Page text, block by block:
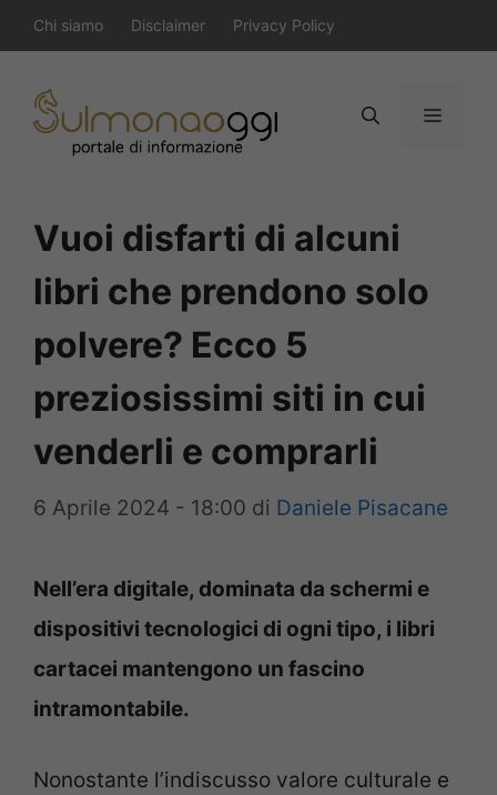
al
contenuto
Chi siamo Disclaimer Privacy Policy
Menu
Vuoi disfarti di alcuni
libri che prendono solo
polvere? Ecco 5
preziosissimi siti in cui
venderli e comprarli
6 Aprile 2024 - 18:00 di Daniele Pisacane
Nell’era digitale, dominata da schermi e
dispositivi tecnologici di ogni tipo, i libri
cartacei mantengono un fascino
intramontabile.
Nonostante l’indiscusso valore culturale e